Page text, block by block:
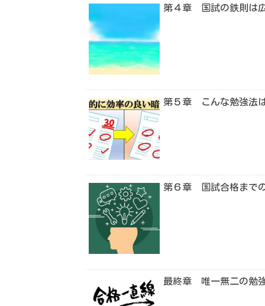
第４章 国試の鉄則は
第５章 こんな勉強法
第６章 国試合格まで
最終章 唯一無二の勉